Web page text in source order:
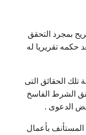
بمجرد التحقق
حكمه تقريريا له
تلك الحقائق التى
الشرط الفاسخ
الدعوى .
المستأنف بأعمال